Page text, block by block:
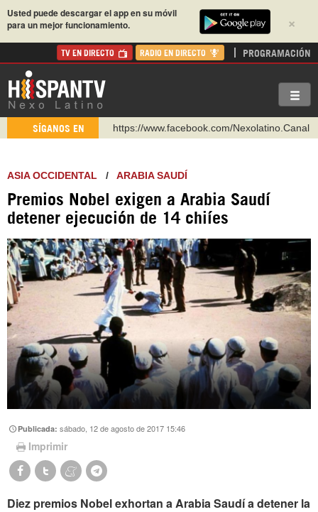
×
Usted puede descargar el app en su móvil
para un mejor funcionamiento.
TV EN DIRECTO RADIO EN DIRECTO PROGRAMACIÓN
SÍGANOS EN
https://www.facebook.com/Nexolatino.Canal
http://twitter.com/nexo_latino
https://t.me/hispantvcanal
https://urmedium.com/c/hispantv
Instagram como: hispan_tv
ASIA OCCIDENTAL / ARABIA SAUDÍ
Premios Nobel exigen a Arabia Saudí
detener ejecución de 14 chiíes
Publicada:sábado, 12 de agosto de 2017 15:46
Imprimir
Diez premios Nobel exhortan a Arabia Saudí a detener la